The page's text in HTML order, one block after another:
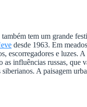
tem um grande
desde 1963. Em
escorregadores e luzes.
influências russas, que
A paisagem